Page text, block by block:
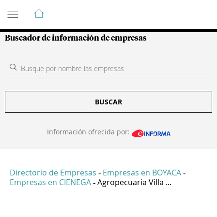
Guía de Empresas Colombianas
Buscador de información de empresas
BUSCAR
Información ofrecida por:
Directorio de Empresas - Empresas en BOYACA -
Empresas en CIENEGA - Agropecuaria Villa ...